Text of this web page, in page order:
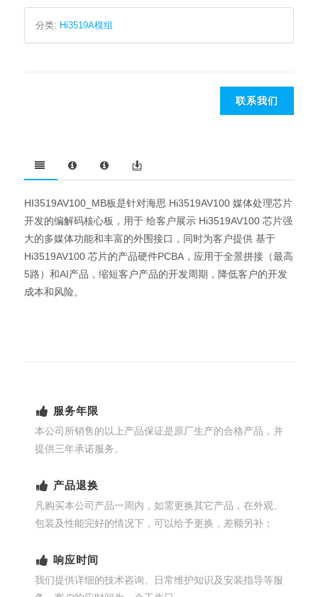
分类: Hi3519A模组
联系我们
HI3519AV100_MB板是针对海思 Hi3519AV100 媒体处理芯片
开发的编解码核心板，用于 给客户展示 Hi3519AV100 芯片强
大的多媒体功能和丰富的外围接口，同时为客户提供 基于
Hi3519AV100 芯片的产品硬件PCBA，应用于全景拼接（最高
5路）和AI产品，缩短客户产品的开发周期，降低客户的开发
成本和风险。
服务年限
本公司所销售的以上产品保证是原厂生产的合格产品，并
提供三年承诺服务。
产品退换
凡购买本公司产品一周内，如需更换其它产品，在外观、
包装及性能完好的情况下，可以给予更换，差额另补；
响应时间
我们提供详细的技术咨询、日常维护知识及安装指导等服